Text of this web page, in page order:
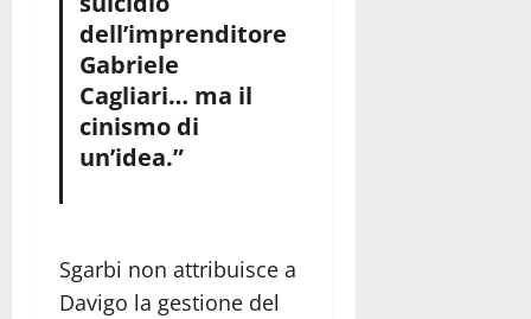
dell’imprenditore
Gabriele
Cagliari… ma il
cinismo di
un’idea.”
Sgarbi non attribuisce a
Davigo la gestione del